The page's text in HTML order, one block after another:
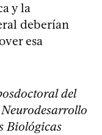
y la
deberían
esa
del
Biológicas